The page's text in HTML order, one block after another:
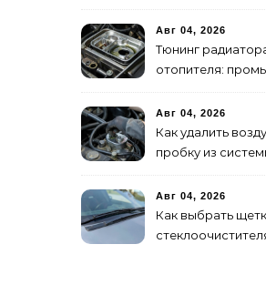
инструкция
Авг 04, 2026
Тюнинг
отопителя:
Авг 04, 2026
Как удалить
пробку из
Авг 04, 2026
Как выбрать